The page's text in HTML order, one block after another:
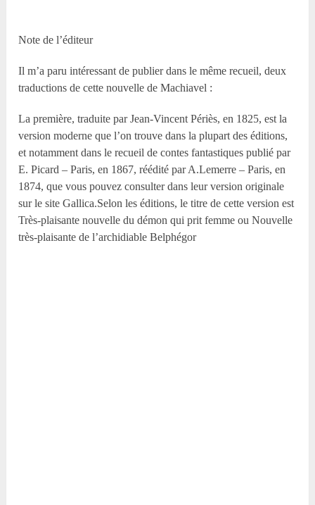
Note de l’éditeur
Il m’a paru intéressant de publier dans le même recueil, deux
traductions de cette nouvelle de Machiavel :
La première, traduite par Jean-Vincent Périès, en 1825, est la
version moderne que l’on trouve dans la plupart des éditions,
et notamment dans le recueil de contes fantastiques publié par
E. Picard – Paris, en 1867, réédité par A.Lemerre – Paris, en
1874, que vous pouvez consulter dans leur version originale
sur le site Gallica.Selon les éditions, le titre de cette version est
Très-plaisante nouvelle du démon qui prit femme ou Nouvelle
très-plaisante de l’archidiable Belphégor